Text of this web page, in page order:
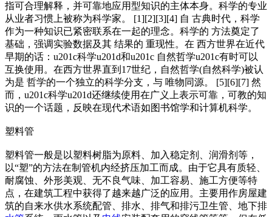
指可合理解释，并可靠地应用型知识的主体本身。科学的专业
从业者习惯上被称为科学家。 [1][2][3][4] 自 古典时代，科学
作为一种知识已紧密联系在一起的理念。科学的 方法奠定了
基础，强调实验数据及其 结果的 重现性。在 西方世界在近代
早期的话：u201c科学u201d和u201c 自然哲学u201c有时可以
互换使用。在西方世界直到17世纪，自然哲学(自然科学)被认
为是 哲学的一个独立的科学分支，与 唯物同源。 [5][6][7] 然
而，u201c科学u201d还继续使用在广义上表示可靠，可教的知
识的一个话题，反映在现代术语如图书馆学和计算机科学。
塑料管
塑料管一般是以塑料树脂为原料、加入稳定剂、润滑剂等，
以“塑”的方法在制管机内经挤压加工而成。由于它具有质轻、
耐腐蚀、外形美观、无不良气味、加工容易、施工方便等特
点，在建筑工程中获得了越来越广泛的应用。主要用作房屋建
筑的自来水供水系统配管、排水、排气和排污卫生管、地下排